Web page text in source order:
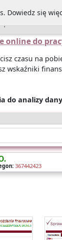
online do
czasu na
wskaźniki
do analizy
367442423
się z
400 tys.
Dowiedz się